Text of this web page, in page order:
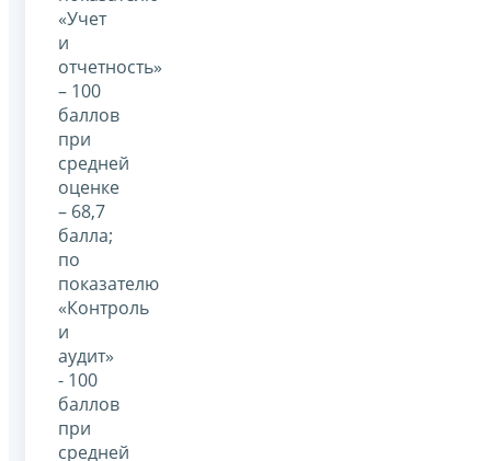
«Учет
и
отчетность»
– 100
баллов
при
средней
оценке
– 68,7
балла;
по
показателю
«Контроль
и
аудит»
- 100
баллов
при
средней